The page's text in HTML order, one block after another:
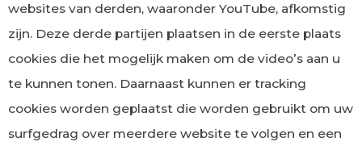
websites van derden, waaronder YouTube, afkomstig
zijn. Deze derde partijen plaatsen in de eerste plaats
cookies die het mogelijk maken om de video’s aan u
te kunnen tonen. Daarnaast kunnen er tracking
cookies worden geplaatst die worden gebruikt om uw
surfgedrag over meerdere website te volgen en een